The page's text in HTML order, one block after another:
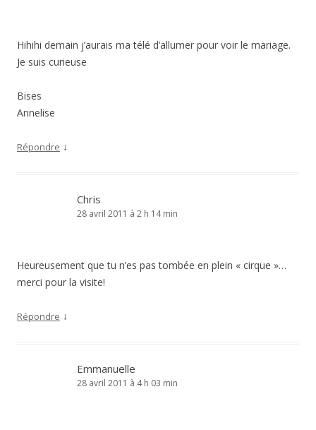
Hihihi demain j’aurais ma télé d’allumer pour voir le mariage.
Je suis curieuse
Bises
Annelise
Répondre ↓
Chris
28 avril 2011 à 2 h 14 min
Heureusement que tu n’es pas tombée en plein « cirque »…
merci pour la visite!
Répondre ↓
Emmanuelle
28 avril 2011 à 4 h 03 min